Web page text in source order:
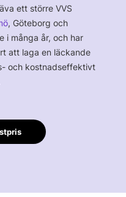
ett större VVS
, Göteborg och
i många år, och har
att laga en läckande
och kostnadseffektivt